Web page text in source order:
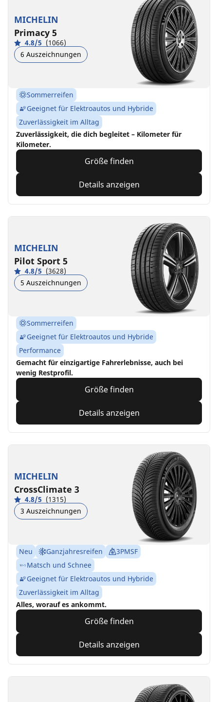
MICHELIN
Primacy 5
4.8/5 (1066)
6 Auszeichnungen
Sommerreifen
Geeignet für Elektroautos und Hybride
Zuverlässigkeit im Alltag
Zuverlässigkeit, die dich begleitet – Kilometer für
Kilometer.
Größe finden
Details anzeigen
MICHELIN
Pilot Sport 5
4.8/5 (3628)
5 Auszeichnungen
Sommerreifen
Geeignet für Elektroautos und Hybride
Performance
Gemacht für einzigartige Fahrerlebnisse, auch bei
wenig Restprofil.
Größe finden
Details anzeigen
MICHELIN
CrossClimate 3
4.8/5 (1315)
3 Auszeichnungen
Neu Ganzjahresreifen
3PMSF
Matsch und Schnee
Geeignet für Elektroautos und Hybride
Zuverlässigkeit im Alltag
Alles, worauf es ankommt.
Größe finden
Details anzeigen